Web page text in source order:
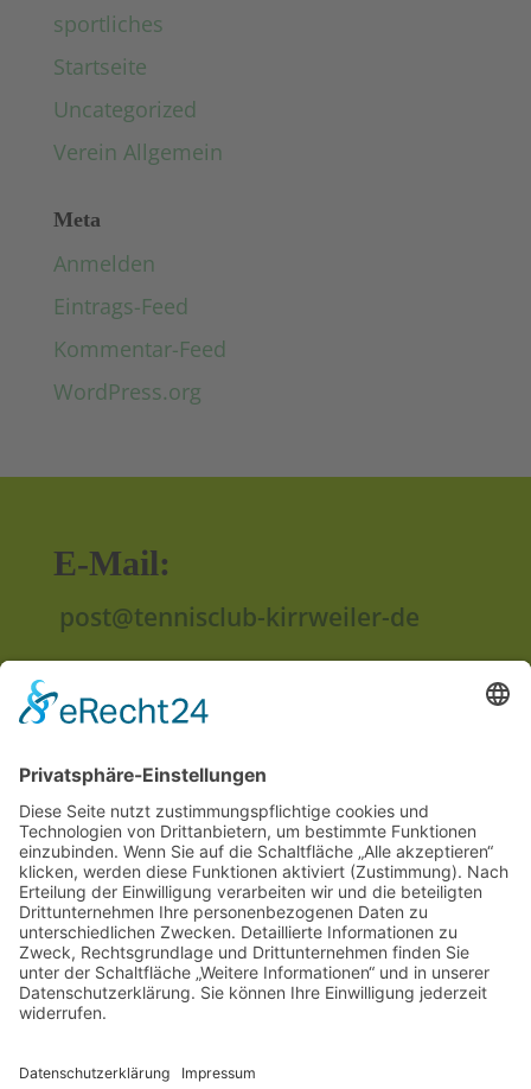
sportliches
Startseite
Uncategorized
Verein Allgemein
Meta
Anmelden
Eintrags-Feed
Kommentar-Feed
WordPress.org
E-Mail:
post@tennisclub-kirrweiler-de
Im Unterried
67489 Kirrweiler
Rechtliches
Impressum